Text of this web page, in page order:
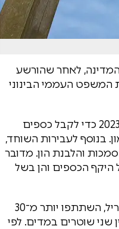
המדינה, לאחר שהורשע
מיליון דולר). כך הודיע בית המשפט העממי הבינוני
לפי פסק הדין, יאנג ניצל שורה של תפקידים ממשלתיים שמילא בין השנים 1993 ל־2023 כדי לקבל כספים
בנוסף לעבירות השוחד,
והלבנת הון. מדובר
הכספים והן בשל
בית המשפט מסר כי במהלך הדיונים, שהתקיימו בשני מועדים בחודשים מרץ ואפריל, השתתפו יותר מ־30
שני שוטרים במדים. לפי